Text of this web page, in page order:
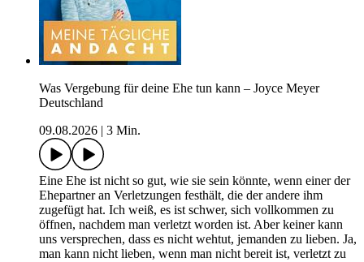
Was Vergebung für deine Ehe tun kann – Joyce Meyer
Deutschland
09.08.2026
3 Min.
Eine Ehe ist nicht so gut, wie sie sein könnte, wenn einer der
Ehepartner an Verletzungen festhält, die der andere ihm
zugefügt hat. Ich weiß, es ist schwer, sich vollkommen zu
öffnen, nachdem man verletzt worden ist. Aber keiner kann
uns versprechen, dass es nicht wehtut, jemanden zu lieben. Ja,
man kann nicht lieben, wenn man nicht bereit ist, verletzt zu